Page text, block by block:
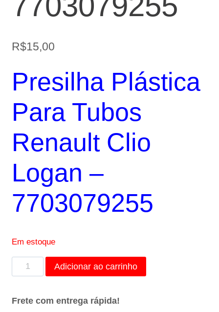
R$15,00
Presilha Plástica
Para Tubos
Renault Clio
Logan –
7703079255
Em estoque
Presilha
Plástica
Tubos
Adicionar ao carrinho
Frete com entrega rápida!